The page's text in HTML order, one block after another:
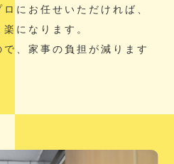
にお任せいただければ、
になります。
、家事の負担が減ります